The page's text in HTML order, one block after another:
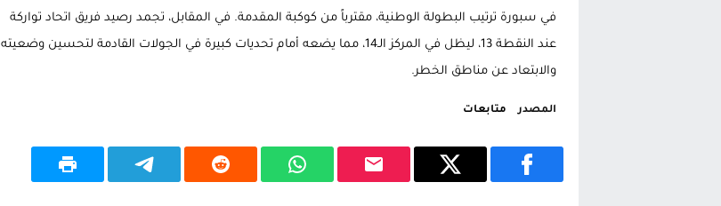
في سبورة ترتيب البطولة الوطنية، مقترباً من كوكبة المقدمة. في المقابل، تجمد رصيد فريق اتحاد تواركة
عند النقطة 13، ليظل في المركز الـ14، مما يضعه أمام تحديات كبيرة في الجولات القادمة لتحسين وضعيته
والابتعاد عن مناطق الخطر.
المصدر متابعات